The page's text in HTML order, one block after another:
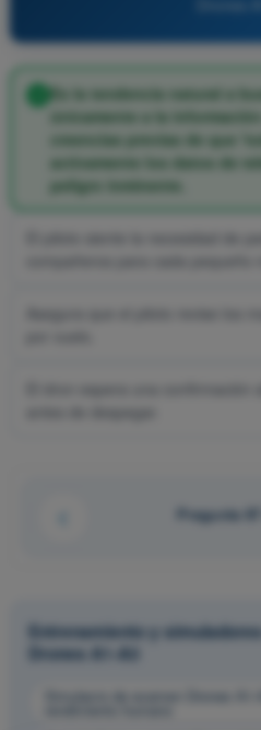
Es la tendencia natural a
únicamente a la
creencias previas de que
activamente los datos de
peligro inminente.
Pregunta
Entrenamiento y
Drones A1-A3
Simulacro de examen Drones